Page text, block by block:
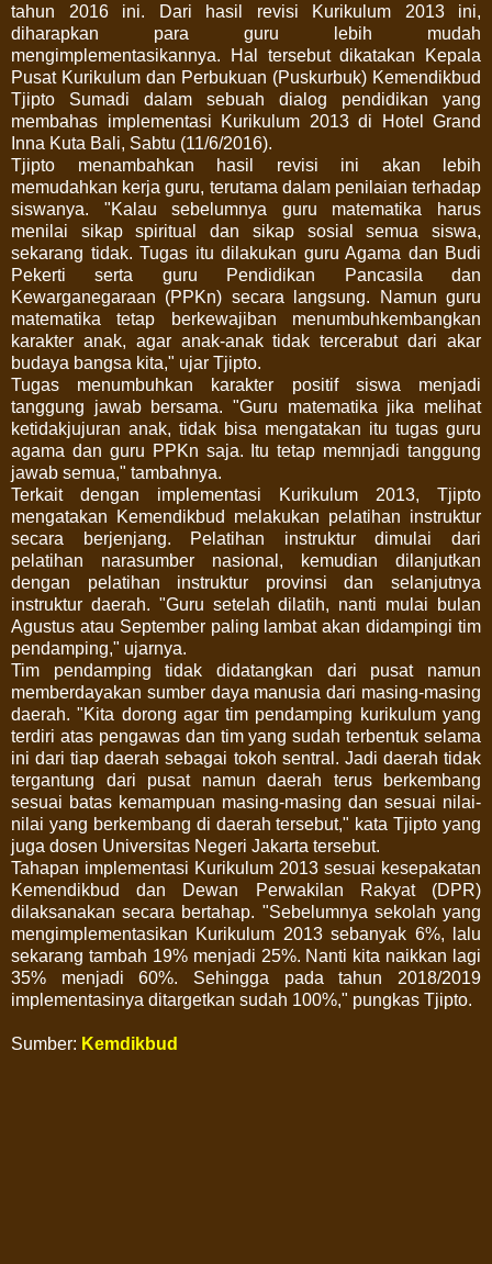
tahun 2016 ini. Dari hasil revisi Kurikulum 2013 ini,
diharapkan para guru lebih mudah
mengimplementasikannya. Hal tersebut dikatakan Kepala
Pusat Kurikulum dan Perbukuan (Puskurbuk) Kemendikbud
Tjipto Sumadi dalam sebuah dialog pendidikan yang
membahas implementasi Kurikulum 2013 di Hotel Grand
Inna Kuta Bali, Sabtu (11/6/2016).
Tjipto menambahkan hasil revisi ini akan lebih
memudahkan kerja guru, terutama dalam penilaian terhadap
siswanya. "Kalau sebelumnya guru matematika harus
menilai sikap spiritual dan sikap sosial semua siswa,
sekarang tidak. Tugas itu dilakukan guru Agama dan Budi
Pekerti serta guru Pendidikan Pancasila dan
Kewarganegaraan (PPKn) secara langsung. Namun guru
matematika tetap berkewajiban menumbuhkembangkan
karakter anak, agar anak-anak tidak tercerabut dari akar
budaya bangsa kita," ujar Tjipto.
Tugas menumbuhkan karakter positif siswa menjadi
tanggung jawab bersama. "Guru matematika jika melihat
ketidakjujuran anak, tidak bisa mengatakan itu tugas guru
agama dan guru PPKn saja. Itu tetap memnjadi tanggung
jawab semua," tambahnya.
Terkait dengan implementasi Kurikulum 2013, Tjipto
mengatakan Kemendikbud melakukan pelatihan instruktur
secara berjenjang. Pelatihan instruktur dimulai dari
pelatihan narasumber nasional, kemudian dilanjutkan
dengan pelatihan instruktur provinsi dan selanjutnya
instruktur daerah. "Guru setelah dilatih, nanti mulai bulan
Agustus atau September paling lambat akan didampingi tim
pendamping," ujarnya.
Tim pendamping tidak didatangkan dari pusat namun
memberdayakan sumber daya manusia dari masing-masing
daerah. "Kita dorong agar tim pendamping kurikulum yang
terdiri atas pengawas dan tim yang sudah terbentuk selama
ini dari tiap daerah sebagai tokoh sentral. Jadi daerah tidak
tergantung dari pusat namun daerah terus berkembang
sesuai batas kemampuan masing-masing dan sesuai nilai-
nilai yang berkembang di daerah tersebut," kata Tjipto yang
juga dosen Universitas Negeri Jakarta tersebut.
Tahapan implementasi Kurikulum 2013 sesuai kesepakatan
Kemendikbud dan Dewan Perwakilan Rakyat (DPR)
dilaksanakan secara bertahap. "Sebelumnya sekolah yang
mengimplementasikan Kurikulum 2013 sebanyak 6%, lalu
sekarang tambah 19% menjadi 25%. Nanti kita naikkan lagi
35% menjadi 60%. Sehingga pada tahun 2018/2019
implementasinya ditargetkan sudah 100%," pungkas Tjipto.
Sumber: Kemdikbud